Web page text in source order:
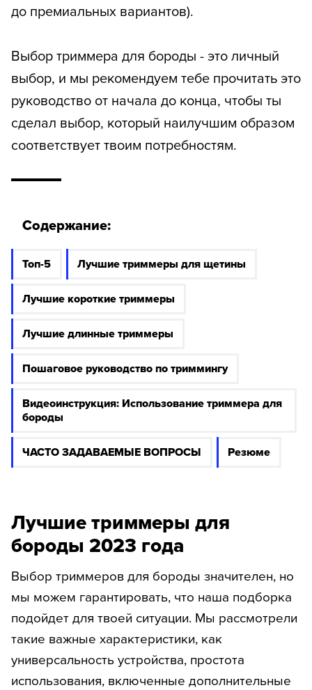
до премиальных вариантов).
Выбор триммера для бороды - это личный
выбор, и мы рекомендуем тебе прочитать это
руководство от начала до конца, чтобы ты
сделал выбор, который наилучшим образом
соответствует твоим потребностям.
Содержание:
Топ-5 Лучшие триммеры для щетины
Лучшие короткие триммеры
Лучшие длинные триммеры
Пошаговое руководство по триммингу
Видеоинструкция: Использование триммера для
бороды
ЧАСТО ЗАДАВАЕМЫЕ ВОПРОСЫ Резюме
Лучшие триммеры для
бороды 2023 года
Выбор триммеров для бороды значителен, но
мы можем гарантировать, что наша подборка
подойдет для твоей ситуации. Мы рассмотрели
такие важные характеристики, как
универсальность устройства, простота
использования, включенные дополнительные